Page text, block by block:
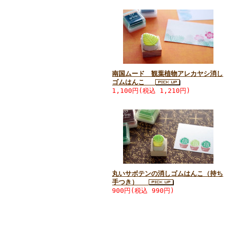
南国ムード 観葉植物アレカヤシ消し
ゴムはんこ
1,100円(税込 1,210円)
丸いサボテンの消しゴムはんこ（持ち
手つき）
900円(税込 990円)